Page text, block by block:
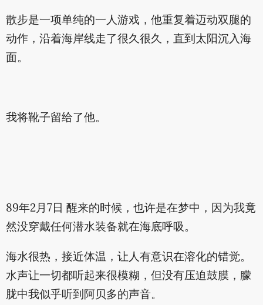
散步是一项单纯的一人游戏，他重复着迈动双腿的
动作，沿着海岸线走了很久很久，直到太阳沉入海
面。
我将靴子留给了他。
89年2月7日 醒来的时候，也许是在梦中，因为我竟
然没穿戴任何潜水装备就在海底呼吸。
海水很热，接近体温，让人有意识在溶化的错觉。
水声让一切都听起来很模糊，但没有压迫鼓膜，朦
胧中我似乎听到阿贝多的声音。